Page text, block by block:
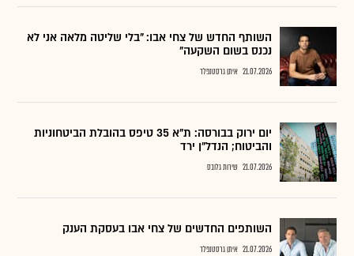
השותף החדש של צחי אבו: "בלי שליטה מלאה אני לא
נכנס בשום השקעה"
21.07.2026 איתן גרסטנפלד
יום ירוק בבורסה: ת"א 35 טיפס בהובלת הביטחוניות
והביטוח; הנדל"ן ירד
21.07.2026 שירות גלובס
השותפים החדשים של צחי אבו בעסקת הענק
21.07.2026 איתן גרסטנפלד